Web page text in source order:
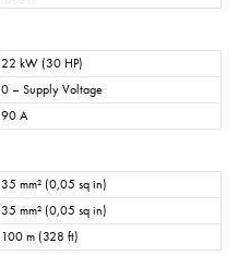
22 kW (30 HP)
0 – Supply Voltage
90 A
35 mm² (0,05 sq in)
35 mm² (0,05 sq in)
100 m (328 ft)